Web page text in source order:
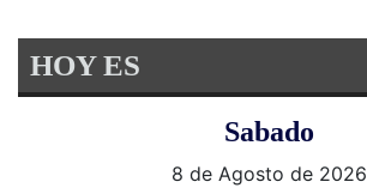
HOY ES
Sabado
8 de Agosto de 2026